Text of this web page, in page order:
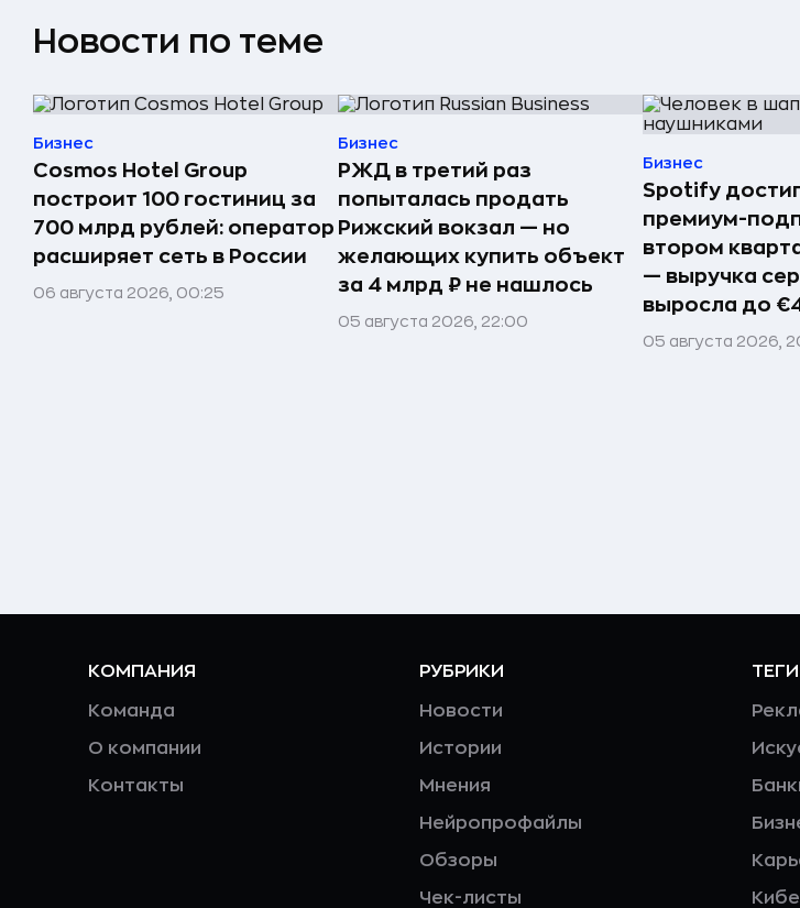
Новости по теме
Бизнес
Cosmos Hotel Group
построит 100 гостиниц за
700 млрд рублей: оператор
расширяет сеть в России
06 августа 2026, 00:25
Бизнес
РЖД в третий раз
попыталась продать
Рижский вокзал — но
желающих купить объект
за 4 млрд ₽ не нашлось
05 августа 2026, 22:00
Бизнес
Spotify
премиум-
втором
— выручка
выросла до
05 августа 2026,
КОМПАНИЯ
Команда
О компании
Контакты
РУБРИКИ
Новости
Истории
Мнения
Нейропрофайлы
Обзоры
Чек-листы
ТЕГИ